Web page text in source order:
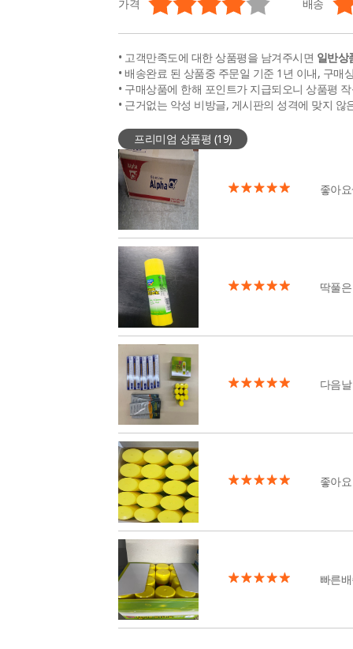
가격 배송
• 고객만족도에 대한 상품평을 남겨주시면 일반상
• 배송완료 된 상품중 주문일 기준 1년 이내, 구매
• 구매상품에 한해 포인트가 지급되오니 상품평
• 근거없는 악성 비방글, 게시판의 성격에 맞지
프리미엄 상품평 (19)
좋아
딱풀
다음
좋아
빠른